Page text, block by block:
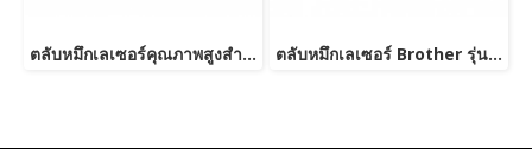
ตลับหมึกเลเซอร์คุณภาพสูงสำหรับ Brother รุ่น TN2480 ตลับหมึกเลเซอร์ Brother รุ่น TN2380 /TN2360 NEW-JUMBO